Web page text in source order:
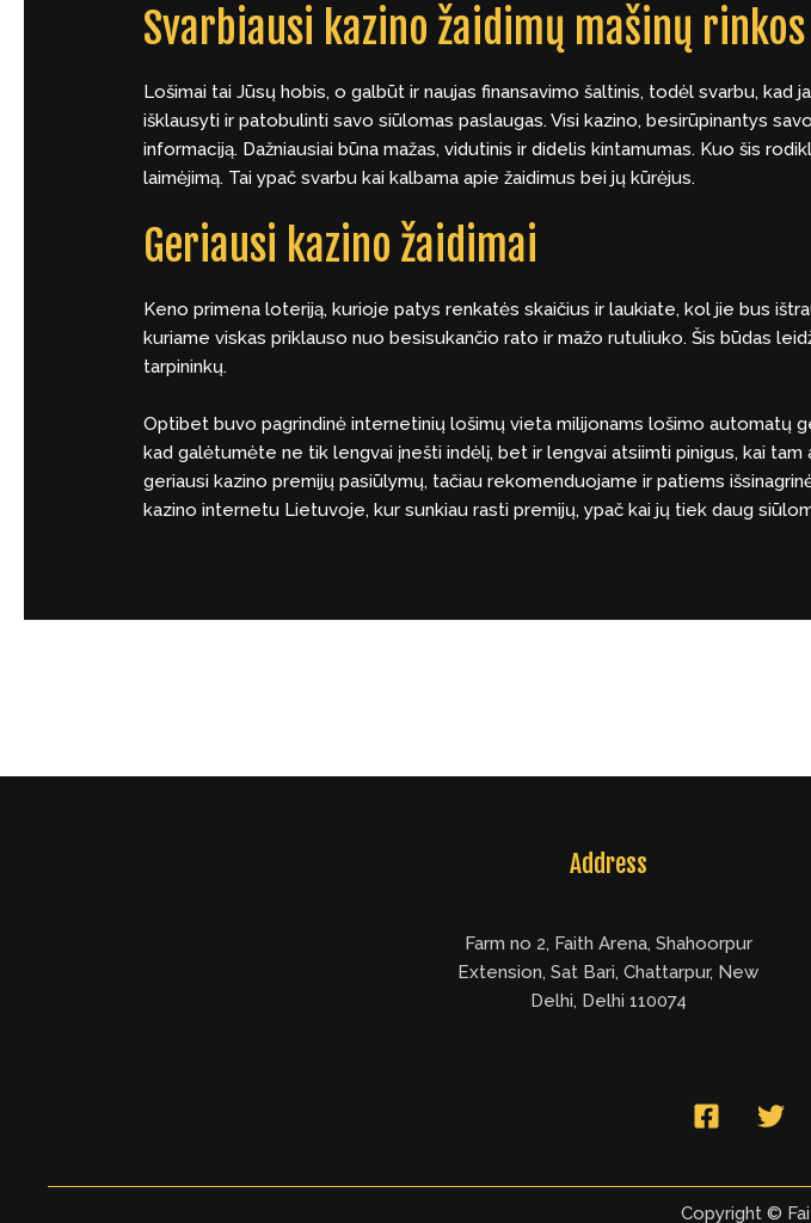
Svarbiausi kazino žaidimų mašinų
Lošimai tai Jūsų hobis, o galbūt ir naujas finansavimo šaltinis, todėl svarbu,
išklausyti ir patobulinti savo siūlomas paslaugas. Visi kazino, besirūpinantys
informaciją. Dažniausiai būna mažas, vidutinis ir didelis kintamumas. Kuo šis
laimėjimą. Tai ypač svarbu kai kalbama apie žaidimus bei jų kūrėjus.
Geriausi kazino žaidimai
Keno primena loteriją, kurioje patys renkatės skaičius ir laukiate, kol jie bus
kuriame viskas priklauso nuo besisukančio rato ir mažo rutuliuko. Šis būdas
tarpininkų.
Optibet buvo pagrindinė internetinių lošimų vieta milijonams lošimo automatų
kad galėtumėte ne tik lengvai įnešti indėlį, bet ir lengvai atsiimti pinigus, kai
geriausi kazino premijų pasiūlymų, tačiau rekomenduojame ir patiems
kazino internetu Lietuvoje, kur sunkiau rasti premijų, ypač kai jų tiek daug
Address
Farm no 2, Faith Arena, Shahoorpur
Extension, Sat Bari, Chattarpur, New
Delhi, Delhi 110074
Copyright ©